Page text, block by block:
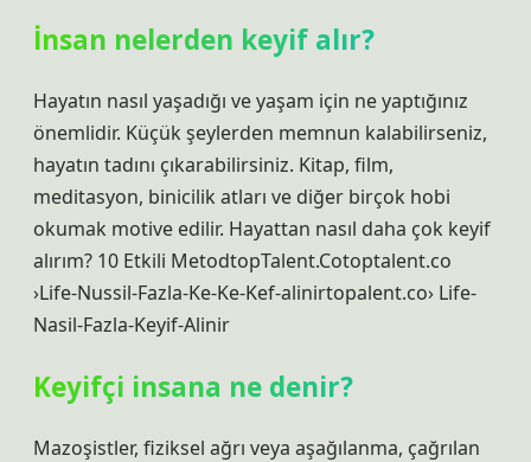
İnsan nelerden keyif alır?
Hayatın nasıl yaşadığı ve yaşam için ne yaptığınız
önemlidir. Küçük şeylerden memnun kalabilirseniz,
hayatın tadını çıkarabilirsiniz. Kitap, film,
meditasyon, binicilik atları ve diğer birçok hobi
okumak motive edilir. Hayattan nasıl daha çok keyif
alırım? 10 Etkili MetodtopTalent.Cotoptalent.co
›Life-Nussil-Fazla-Ke-Ke-Kef-alinirtopalent.co› Life-
Nasil-Fazla-Keyif-Alinir
Keyifçi insana ne denir?
Mazoşistler, fiziksel ağrı veya aşağılanma, çağrılan